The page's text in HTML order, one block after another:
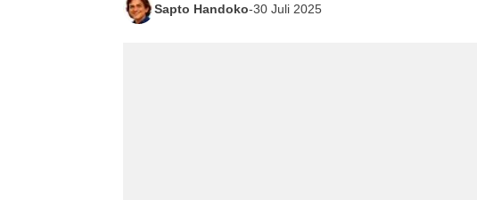
Sapto Handoko-30 Juli 2025